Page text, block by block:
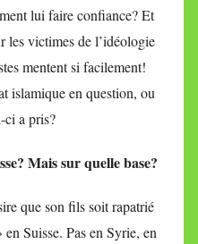
lui faire confiance? Et
les victimes de l’idéologie
mentent si facilement!
islamique en question, ou
ci a pris?
Mais sur quelle base?
que son fils soit rapatrié
en Suisse. Pas en Syrie, en